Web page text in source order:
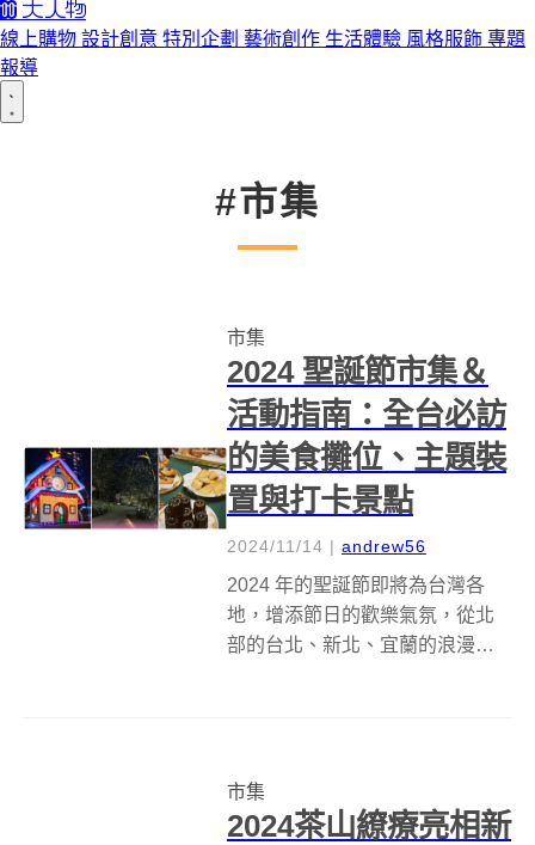
線上購物 設計創意 特別企劃 藝術創作 生活體驗 風格服飾 專題
報導
#市集
市集
2024 聖誕節市集＆
活動指南：全台必訪
的美食攤位、主題裝
置與打卡景點
2024/11/14 | andrew56
2024 年的聖誕節即將為台灣各
地，增添節日的歡樂氣氛，從北
部的台北、新北、宜蘭的浪漫燈
還有東部花蓮的幸福聖誕城，準
備了異國美食...
市集
2024茶山繚療亮相新